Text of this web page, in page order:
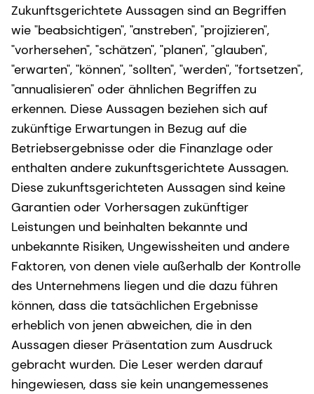
Zukunftsgerichtete Aussagen sind an Begriffen
wie "beabsichtigen", "anstreben", "projizieren",
"vorhersehen", "schätzen", "planen", "glauben",
"erwarten", "können", "sollten", "werden", "fortsetzen",
"annualisieren" oder ähnlichen Begriffen zu
erkennen. Diese Aussagen beziehen sich auf
zukünftige Erwartungen in Bezug auf die
Betriebsergebnisse oder die Finanzlage oder
enthalten andere zukunftsgerichtete Aussagen.
Diese zukunftsgerichteten Aussagen sind keine
Garantien oder Vorhersagen zukünftiger
Leistungen und beinhalten bekannte und
unbekannte Risiken, Ungewissheiten und andere
Faktoren, von denen viele außerhalb der Kontrolle
des Unternehmens liegen und die dazu führen
können, dass die tatsächlichen Ergebnisse
erheblich von jenen abweichen, die in den
Aussagen dieser Präsentation zum Ausdruck
gebracht wurden. Die Leser werden darauf
hingewiesen, dass sie kein unangemessenes